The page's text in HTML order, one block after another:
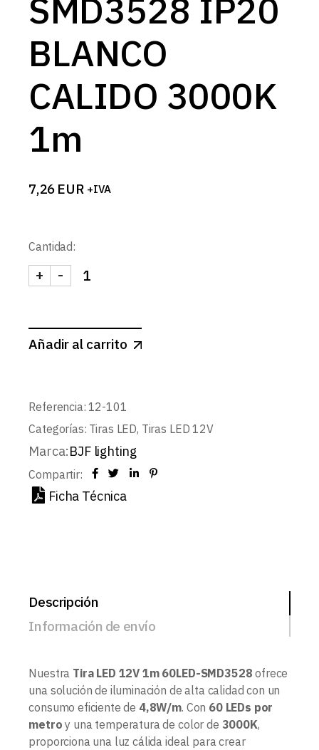
SMD3528 IP20
BLANCO
CALIDO 3000K
1m
7,26 EUR +IVA
Cantidad:
TIRA 12V BASIC 4,8W/m 60LED/m SMD3528
-
+
Añadir al carrito
Referencia: 12-101
Categorías: Tiras LED, Tiras LED 12V
Marca:BJF lighting
Compartir:
Ficha Técnica
Descripción
Información de envío
Nuestra Tira LED 12V 1m 60LED-SMD3528 ofrece
una solución de iluminación de alta calidad con un
consumo eficiente de 4,8W/m. Con 60 LEDs por
metro y una temperatura de color de 3000K,
proporciona una luz cálida ideal para crear